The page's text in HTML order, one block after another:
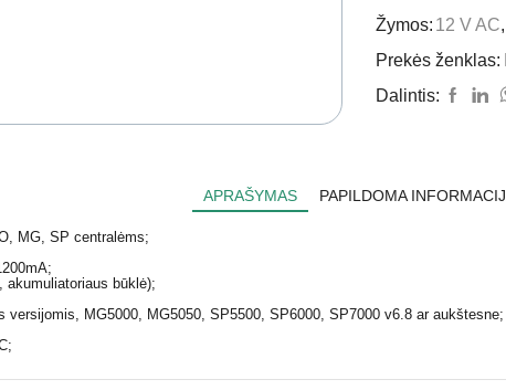
Žymos: 12 V AC,
Prekės ženklas:
Dalintis:
APRAŠYMAS PAPILDOMA
MG, SP centralėms;
būklė);
MG5000, MG5050, SP5500, SP6000, SP7000 v6.8 ar aukštesne;